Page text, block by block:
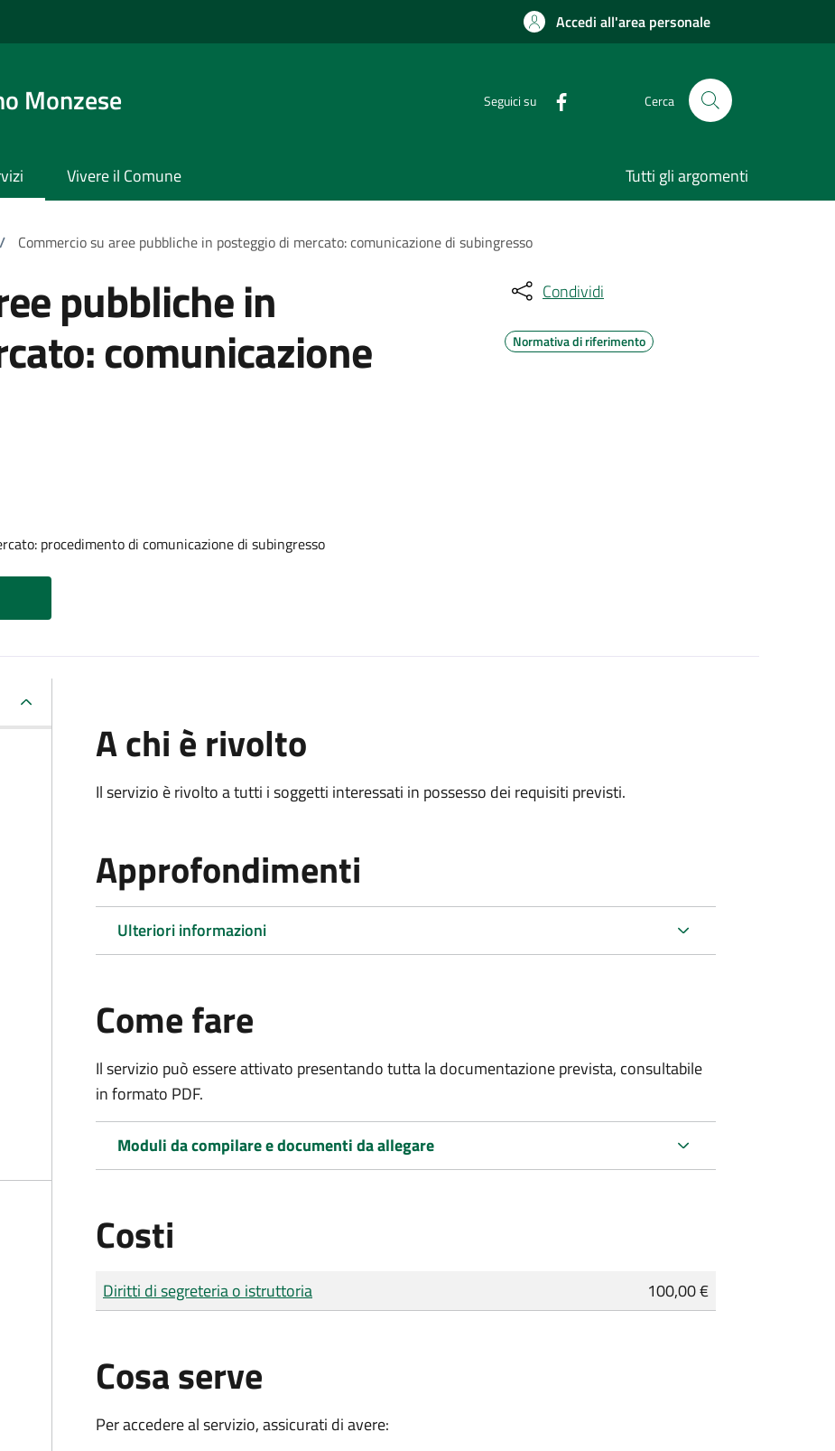
Accedi all'area personale
Monzese Seguici su Cerca
Vivere il Comune Tutti gli argomenti
/ Commercio su aree pubbliche in posteggio di mercato: comunicazione di subingresso
pubbliche in
comunicazione
procedimento di comunicazione di subingresso
Condividi
Normativa di riferimento
A chi è rivolto
Il servizio è rivolto a tutti i soggetti interessati in possesso dei requisiti previsti.
Approfondimenti
Ulteriori informazioni
Come fare
Il servizio può essere attivato presentando tutta la documentazione prevista, consultabile
in formato PDF.
Moduli da compilare e documenti da allegare
Costi
Tipo di pagamento
Importo
Diritti di segreteria o istruttoria 100,00 €
Cosa serve
Per accedere al servizio, assicurati di avere: